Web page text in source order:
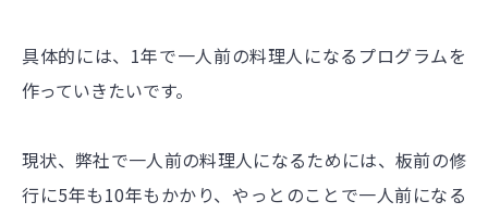
具体的には、1年で一人前の料理人になるプログラムを
作っていきたいです。
現状、弊社で一人前の料理人になるためには、板前の修
行に5年も10年もかかり、やっとのことで一人前になる